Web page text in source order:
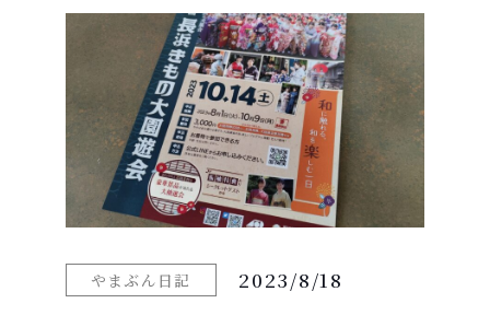
やまぶん日記 2023/8/18